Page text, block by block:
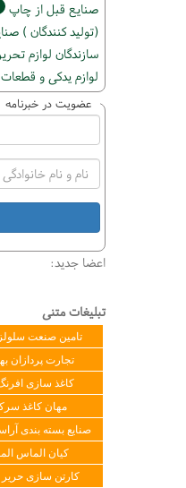
صنايع قبل از چاپ
(تولید كنندگان )
سازندگان لوازم تحریر
لوازم یدکی و
عضویت در خبرنامه
اعضا جدید:
تبلیغات متنی
تامین صنعت
تجارت پردازان
کاغذ سازی
مهان کاغذ
صنایع بسته بندی
کیان الماس
کارتن سازی حریر